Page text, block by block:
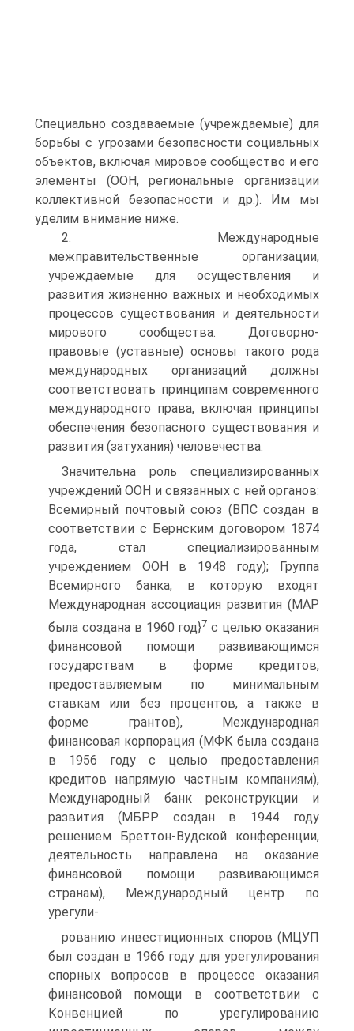
Специально создаваемые (учреждаемые) для
борьбы с угрозами безопасности социальных
объектов, включая миро­вое сообщество и его
элементы (ООН, региональные органи­зации
коллективной безопасности и др.). Им мы
уделим вни­мание ниже.
2. Международные
межправительственные организации,
учреждаемые для осуществления и
развития жизненно важ­ных и необходимых
процессов существования и деятельности
мирового сообщества. Договорно-
правовые (уставные) основы такого рода
международных организаций должны
соответ­ствовать принципам современного
международного права, включая принципы
обеспечения безопасного существования и
развития (затухания) человечества.
Значительна роль специализированных
учреждений ООН и связанных с ней органов:
Всемирный почтовый союз (ВПС создан в
соответствии с Бернским договором 1874
года, стал специализированным
учреждением ООН в 1948 году); Группа
Всемирного банка, в которую входят
Международная ассоциация развития (МАР
была создана в 1960 год}7 с целью оказания
финансовой помощи развивающимся
государствам в форме кредитов,
предоставляемым по минимальным
ставкам или без процентов, а также в
форме грантов), Международная
финансовая корпорация (МФК была создана
в 1956 году с це­лью предоставления
кредитов напрямую частным компани­ям),
Международный банк реконструкции и
развития (МБРР создан в 1944 году
решением Бреттон-Вудской конференции,
деятельность направлена на оказание
финансовой помощи развивающимся
странам), Международный центр по
урегули-
рованию инвестиционных споров (МЦУП
был создан в 1966 году для урегулирования
спорных вопросов в процессе оказа­ния
финансовой помощи в соответствии с
Конвенцией по уре­гулированию